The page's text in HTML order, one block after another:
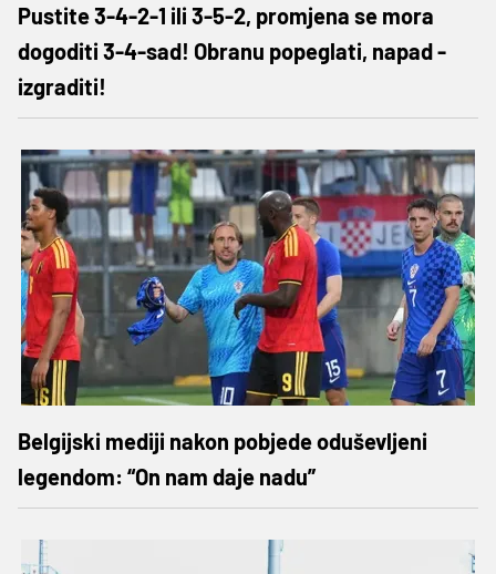
Pustite 3-4-2-1 ili 3-5-2, promjena se mora
dogoditi 3-4-sad! Obranu popeglati, napad -
izgraditi!
Belgijski mediji nakon pobjede oduševljeni
legendom: “On nam daje nadu”